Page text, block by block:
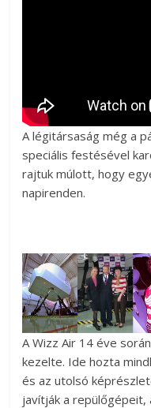
A légitársaság még a
speciális festésével
rajtuk múlott, hogy
napirenden.
A Wizz Air 14 éve
kezelte. Ide hozta
és az utolsó
javítják a